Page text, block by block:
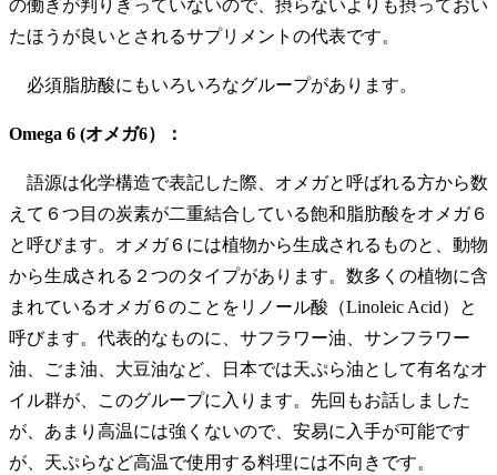
の働きが判りきっていないので、摂らないよりも摂っておい
たほうが良いとされるサプリメントの代表です。
必須脂肪酸にもいろいろなグループがあります。
Omega 6 (オメガ6）：
語源は化学構造で表記した際、オメガと呼ばれる方から数
えて６つ目の炭素が二重結合している飽和脂肪酸をオメガ６
と呼びます。オメガ６には植物から生成されるものと、動物
から生成される２つのタイプがあります。数多くの植物に含
まれているオメガ６のことをリノール酸（Linoleic Acid）と
呼びます。代表的なものに、サフラワー油、サンフラワー
油、ごま油、大豆油など、日本では天ぷら油として有名なオ
イル群が、このグループに入ります。先回もお話しました
が、あまり高温には強くないので、安易に入手が可能です
が、天ぷらなど高温で使用する料理には不向きです。